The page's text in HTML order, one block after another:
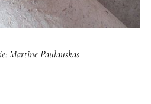
Martine Paulauskas